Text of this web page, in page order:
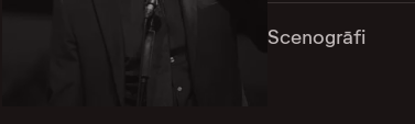
Scenogrāfi